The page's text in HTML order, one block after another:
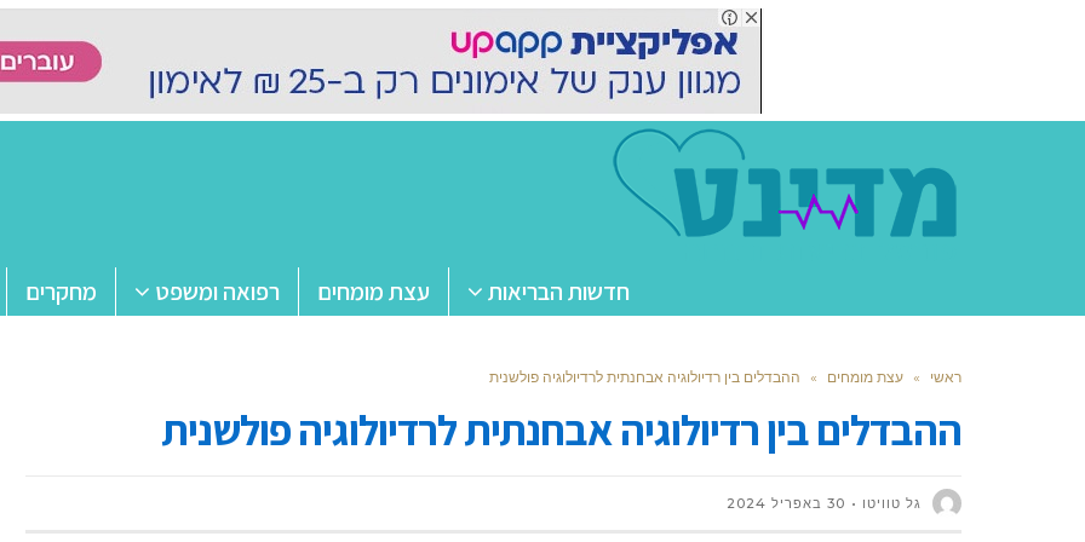
חדשות הבריאות עצת מומחים רפואה ומשפט מחקרים
ראשי » עצת מומחים » ההבדלים בין רדיולוגיה אבחנתית לרדיולוגיה פולשנית
ההבדלים בין רדיולוגיה אבחנתית לרדיולוגיה פולשנית
גל טוויטו 30 באפריל 2024